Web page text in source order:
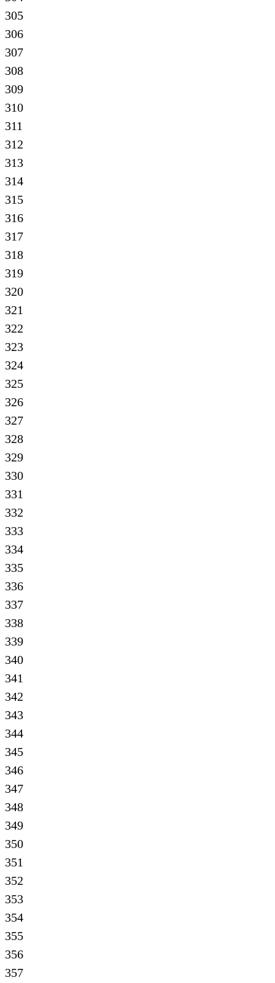
305
306
307
308
309
310
311
312
313
314
315
316
317
318
319
320
321
322
323
324
325
326
327
328
329
330
331
332
333
334
335
336
337
338
339
340
341
342
343
344
345
346
347
348
349
350
351
352
353
354
355
356
357